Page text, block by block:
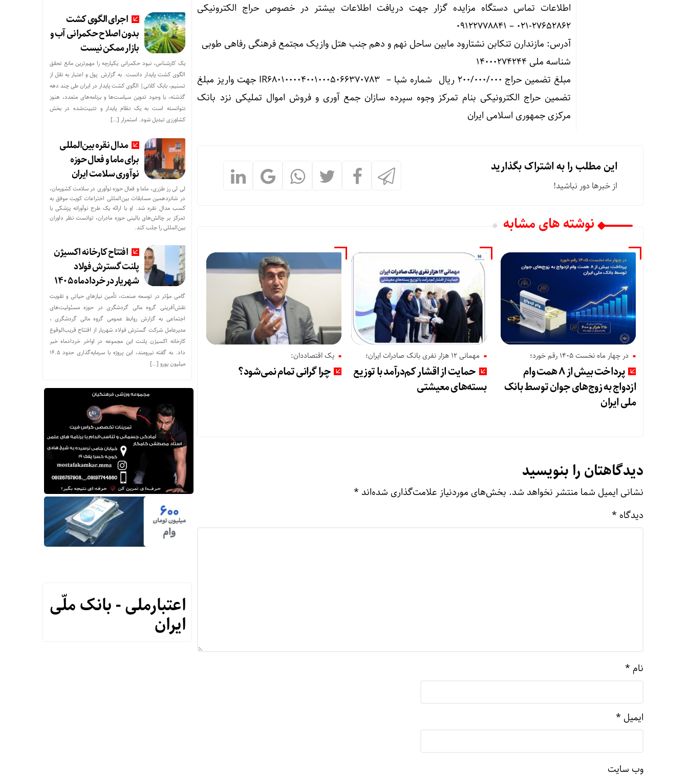
شرط تداوم یارانه نقدی و کالابرگ اقامت در ایران است
افزایش شمار مصدومان حادثه شهرک شمس‌آباد به ۱۸تن
اطلاعات تماس دستگاه مزایده گزار جهت دریافت اطلاعات بیشتر در خصوص حراج الکترونیکی
۲۷۶۵۲۸۶۲-۰۲۱ – ۰۹۱۲۲۷۷۸۸۴۱
آدرس: مازندارن تنکابن نشتارود مابین ساحل نهم و دهم جنب هتل وازیک مجتمع فرهنگی رفاهی طوبی
شناسه ملی ۱۴۰۰۰۲۷۴۲۴۴
مبلغ تضمین حراج ۲۰۰/۰۰۰/۰۰۰ ریال شماره شبا – IR6801000040010005066370783 جهت واریز مبلغ
تضمین حراج الکترونیکی بنام تمرکز وجوه سپرده سازان جمع آوری و فروش اموال تملیکی نزد بانک
مرکزی جمهوری اسلامی ایران
این مطلب را به اشتراک بگذارید
از خبرها دور نباشید!
نوشته های مشابه
در چهار ماه نخست ۱۴۰۵ رقم خورد؛
پرداخت بیش از ۸ همت وام
ازدواج به زوج‌های جوان توسط بانک
ملی ایران
مهمانی ۱۲ هزار نفری بانک صادرات ایران؛
حمایت از اقشار کم‌درآمد با توزیع
بسته‌های معیشتی
یک اقتصاددان:
چرا گرانی تمام نمی‌شود؟
دیدگاهتان را بنویسید
نشانی ایمیل شما منتشر نخواهد شد. بخش‌های موردنیاز علامت‌گذاری شده‌اند *
دیدگاه *
نام *
ایمیل *
وب‌ سایت
اجرای الگوی کشت
بدون اصلاح حکمرانی آب و
بازار ممکن نیست
یک کارشناس، نبود حکمرانی یکپارچه را مهم‌ترین مانع تحقق
الگوی کشت پایدار دانست. به گزارش پول و اعتبار به نقل از
تسنیم، بابک کلانی| الگوی کشت پایدار در ایران طی چند دهه
گذشته، با وجود تدوین سیاست‌ها و برنامه‌های متعدد، هنوز
نتوانسته است به یک نظام پایدار و تثبیت‌شده در بخش
کشاورزی تبدیل شود. استمرار […]
مدال نقره بین‌المللی
برای ماما و فعال حوزه
نوآوری سلامت ایران
لی لی رز طزری، ماما و فعال حوزه نوآوری در سلامت کشورمان،
در شانزدهمین مسابقات بین‌المللی اختراعات کویت موفق به
کسب مدال نقره شد. او با ارائه یک طرح نوآورانه پزشکی با
تمرکز بر چالش‌های بالینی حوزه مادران، توانست نظر داوران
بین‌المللی را جلب کند.
افتتاح کارخانه اکسیژن
پلنت گسترش فولاد
شهریار در خردادماه ۱۴۰۵
گامی مؤثر در توسعه صنعت، تأمین نیازهای حیاتی و تقویت
نقش‌آفرینی گروه مالی گردشگری در حوزه مسئولیت‌های
اجتماعی به گزارش روابط عمومی گروه مالی گردشگری ،
مدیرعامل شرکت گسترش فولاد شهریار از افتتاح قریب‌الوقوع
کارخانه اکسیژن پلنت این مجموعه در اواخر خردادماه خبر
داد. به گفته نیرومند، این پروژه با سرمایه‌گذاری حدود ۱۶.۵
میلیون یورو […]
اعتبارملی - بانک ملّی
ایران